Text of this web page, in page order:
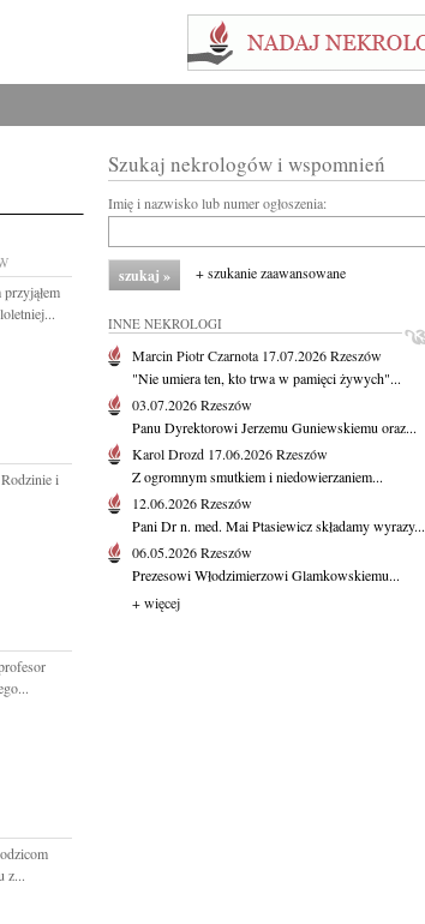
i
z...
Szukaj nekrologów i wspomnień
Imię i nazwisko lub numer ogłoszenia:
+ szukanie zaawansowane
INNE NEKROLOGI
Marcin Piotr Czarnota 17.07.2026Rzeszów
"Nie umiera ten, kto trwa w pamięci żywych"...
03.07.2026Rzeszów
Panu Dyrektorowi Jerzemu Guniewskiemu oraz...
Karol Drozd 17.06.2026Rzeszów
Z ogromnym smutkiem i niedowierzaniem...
12.06.2026Rzeszów
Pani Dr n. med. Mai Ptasiewicz składamy wyrazy...
06.05.2026Rzeszów
Prezesowi Włodzimierzowi Glamkowskiemu...
+ więcej